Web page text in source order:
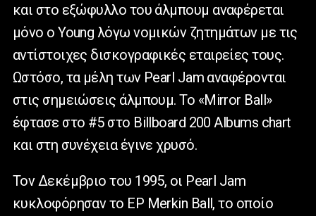
και στο εξώφυλλο του άλμπουμ αναφέρεται
μόνο ο Young λόγω νομικών ζητημάτων με τις
αντίστοιχες δισκογραφικές εταιρείες τους.
Ωστόσο, τα μέλη των Pearl Jam αναφέρονται
στις σημειώσεις άλμπουμ. Το «Mirror Ball»
έφτασε στο #5 στο Billboard 200 Albums chart
και στη συνέχεια έγινε χρυσό.
Τον Δεκέμβριο του 1995, οι Pearl Jam
κυκλοφόρησαν το EP Merkin Ball, το οποίο